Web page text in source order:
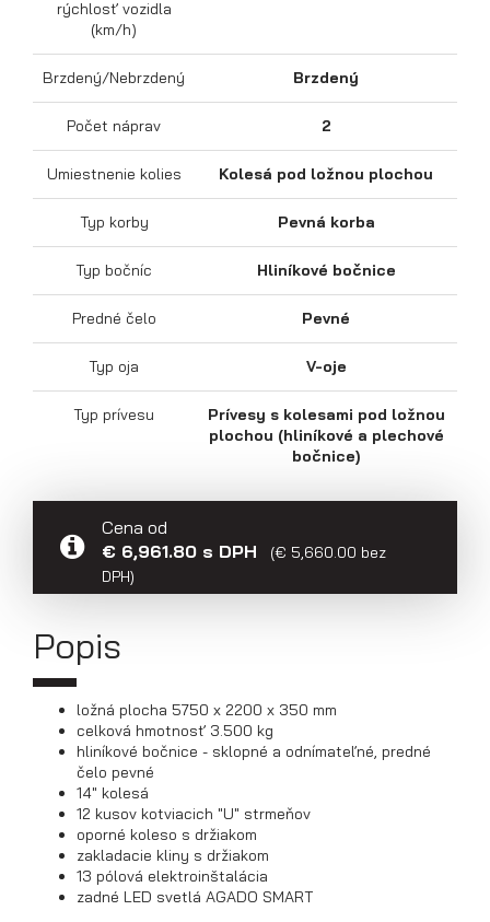
Výklopné prívesy
Multiprepravníky VZ O
rýchlosť vozidla
(km/h)
Brzdený/Nebrzdený Brzdený
Počet náprav 2
Umiestnenie kolies Kolesá pod ložnou plochou
Typ korby Pevná korba
Typ bočníc Hliníkové bočnice
Predné čelo Pevné
Typ oja V-oje
Typ prívesu
Prívesy s kolesami pod ložnou
plochou (hliníkové a plechové
bočnice)
Cena od
€ 6,961.80 s DPH
(€ 5,660.00 bez
DPH)
Popis
ložná plocha 5750 x 2200 x 350 mm
celková hmotnosť 3.500 kg
hliníkové bočnice - sklopné a odnímateľné, predné
čelo pevné
14" kolesá
12 kusov kotviacich "U" strmeňov
oporné koleso s držiakom
zakladacie kliny s držiakom
13 pólová elektroinštalácia
zadné LED svetlá AGADO SMART